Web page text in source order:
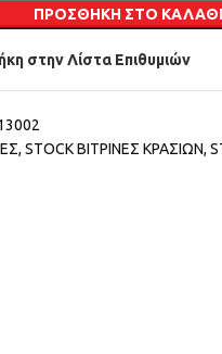
ΠΡΟΣΘΉΚΗ ΣΤΟ ΚΑΛΆΘΙ
στην Λίστα Επιθυμιών
, STOCK ΒΙΤΡΙΝΕΣ ΚΡΑΣΙΩΝ,